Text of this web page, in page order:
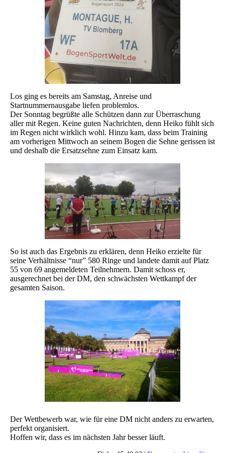
Los ging es bereits am Samstag, Anreise und
Startnummernausgabe liefen problemlos.
Der Sonntag begrüßte alle Schützen dann zur Überraschung
aller mit Regen. Keine guten Nachrichten, denn Heiko fühlt sich
im Regen nicht wirklich wohl. Hinzu kam, dass beim Training
am vorherigen Mittwoch an seinem Bogen die Sehne gerissen ist
und deshalb die Ersatzsehne zum Einsatz kam.
So ist auch das Ergebnis zu erklären, denn Heiko erzielte für
seine Verhältnisse “nur” 580 Ringe und landete damit auf Platz
55 von 69 angemeldeten Teilnehmern. Damit schoss er,
ausgerechnet bei der DM, den schwächsten Wettkampf der
gesamten Saison.
Der Wettbewerb war, wie für eine DM nicht anders zu erwarten,
perfekt organisiert.
Hoffen wir, dass es im nächsten Jahr besser läuft.